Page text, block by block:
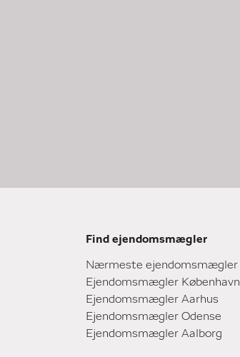
Find ejendomsmægler
Nærmeste ejendomsmægler
Ejendomsmægler København
Ejendomsmægler Aarhus
Ejendomsmægler Odense
Ejendomsmægler Aalborg